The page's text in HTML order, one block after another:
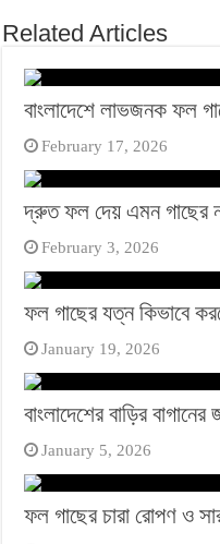
Related Articles
বাংলাদেশে লাভজনক ফল
February 17, 2026
দ্রুত ফল দেয় এমন গাছের
February 3, 2026
ফল গাছের যত্ন কিভাবে
January 19, 2026
বাংলাদেশের বাড়ির
January 5, 2026
ফল গাছের চারা রোপণ ও